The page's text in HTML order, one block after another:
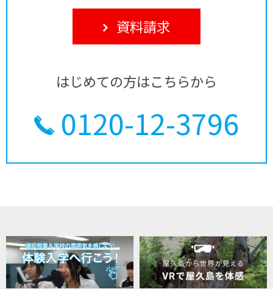
資料請求
はじめての方はこちらから
0120-12-3796